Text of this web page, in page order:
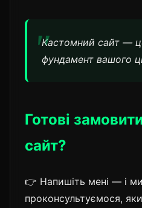
Кастомний сайт —
фундамент вашого
Готові
сайт?
👉 Напишіть мені — і
проконсультуємося,